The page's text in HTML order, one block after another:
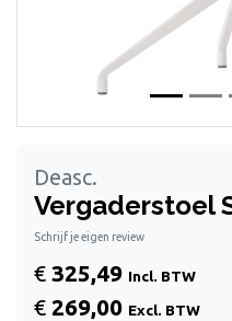
Deasc.
Vergaderstoel
Schrijf je eigen review
€ 325,49 Incl. BTW
€ 269,00 Excl. BTW